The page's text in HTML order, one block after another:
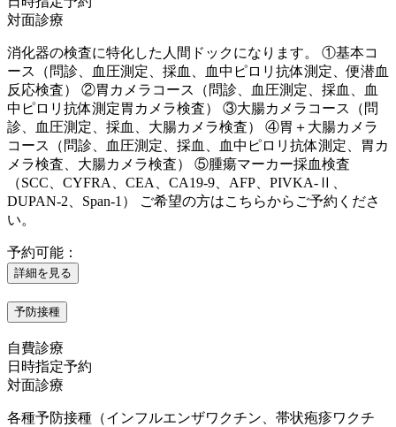
対面診療
消化器の検査に特化した人間ドックになります。 ①基本コ
ース（問診、血圧測定、採血、血中ピロリ抗体測定、便潜血
反応検査） ②胃カメラコース（問診、血圧測定、採血、血
中ピロリ抗体測定胃カメラ検査） ③大腸カメラコース（問
診、血圧測定、採血、大腸カメラ検査） ④胃＋大腸カメラ
コース（問診、血圧測定、採血、血中ピロリ抗体測定、胃カ
メラ検査、大腸カメラ検査） ⑤腫瘍マーカー採血検査
（SCC、CYFRA、CEA、CA19-9、AFP、PIVKA-Ⅱ、
DUPAN-2、Span-1） ご希望の方はこちらからご予約くださ
い。
予約可能：
詳細を見る
予防接種
自費診療
日時指定予約
対面診療
各種予防接種（インフルエンザワクチン、帯状疱疹ワクチ